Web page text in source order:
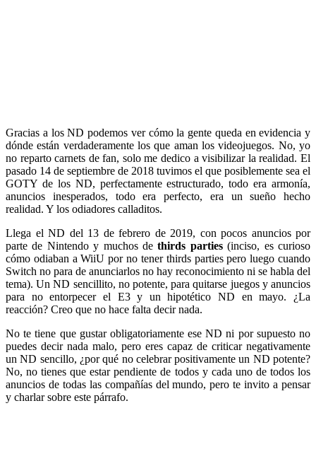
Gracias a los ND podemos ver cómo la gente queda en evidencia y
dónde están verdaderamente los que aman los videojuegos. No, yo
no reparto carnets de fan, solo me dedico a visibilizar la realidad. El
pasado 14 de septiembre de 2018 tuvimos el que posiblemente sea el
GOTY de los ND, perfectamente estructurado, todo era armonía,
anuncios inesperados, todo era perfecto, era un sueño hecho
realidad. Y los odiadores calladitos.
Llega el ND del 13 de febrero de 2019, con pocos anuncios por
parte de Nintendo y muchos dethirds parties(inciso, es curioso
cómo odiaban a WiiU por no tener thirds parties pero luego cuando
Switch no para de anunciarlos no hay reconocimiento ni se habla del
tema). Un ND sencillito, no potente, para quitarse juegos y anuncios
para no entorpecer el E3 y un hipotético ND en mayo. ¿La
reacción? Creo que no hace falta decir nada.
No te tiene que gustar obligatoriamente ese ND ni por supuesto no
puedes decir nada malo, pero eres capaz de criticar negativamente
un ND sencillo, ¿por qué no celebrar positivamente un ND potente?
No, no tienes que estar pendiente de todos y cada uno de todos los
anuncios de todas las compañías del mundo, pero te invito a pensar
y charlar sobre este párrafo.